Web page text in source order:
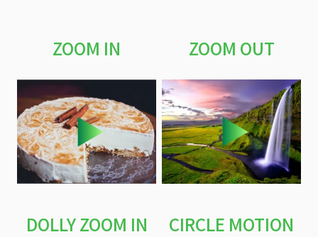
ZOOM IN ZOOM OUT
DOLLY ZOOM IN CIRCLE MOTION